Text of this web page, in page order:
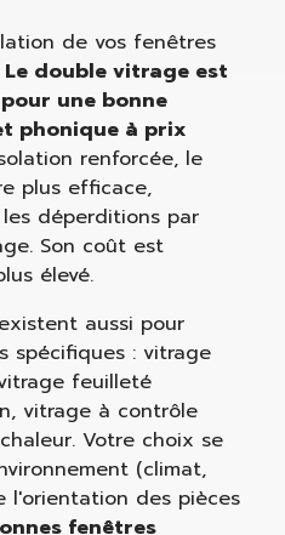
de vos fenêtres
Le double vitrage est
une bonne
phonique à prix
renforcée, le
plus efficace,
déperditions par
Son coût est
élevé.
aussi pour
spécifiques : vitrage
feuilleté
vitrage à contrôle
Votre choix se
(climat,
l'orientation des pièces
fenêtres